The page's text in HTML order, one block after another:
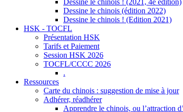
Dessine le chinois ! (2021, 4e édition)
Dessine le chinois (édition 2022)
Dessine le chinois ! (Edition 2021)
HSK - TOCFL
Présentation HSK
Tarifs et Paiement
Session HSK 2026
TOCFL/CCCC 2026
.
Ressources
Carte du chinois : suggestion de mise à jour
Adhérer, réadhérer
Apprendre le chinois, ou l’attraction